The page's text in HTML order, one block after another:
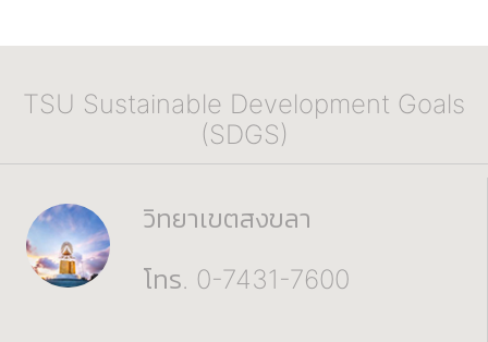
TSU Sustainable Development Goals
(SDGS)
วิทยาเขตสงขลา
โทร. 0-7431-7600